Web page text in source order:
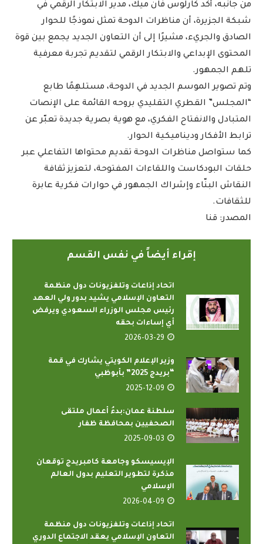
من جانبه، أكد كارلوس فان ميك، مدير الابتكار الرقمي في
شبكة الجزيرة، أن مناظرات الدوحة تمثل نموذجًا للحوار
الصادق والجريء، مشيرًا إلى أن التعاون الجديد يجمع بين قوة
المحتوى الإبداعي والابتكار الرقمي لتقديم تجربة معرفية
تلهم الجمهور.
وتم تصوير الموسم الجديد في الدوحة، مستلهِمًا طابع
“المجلس” القطري التقليدي بروحه القائمة على الإنصات
المتبادل والانفتاح الفكري، مع هوية بصرية جديدة تعبّر عن
ترابط الأفكار وديناميكية الحوار.
كما ستواصل مناظرات الدوحة تقديم محتواها التفاعلي عبر
حلقات البودكاست واللقاءات المفتوحة، لتعزيز ثقافة
النقاش البنّاء وإشراك الجمهور في حوارات فكرية عابرة
للثقافات.
المصدر: قنا
إقراء أيضاً في نفس القسم
اتحاد إذاعات وتلفزيونات دول منظمة
التعاون الإسلامي يشيد بدور ولي العهد
رئيس مجلس الوزراء السعودي ويرفض
أي إساءات بحقه
2026-03-29
وزير الإعلام الكويتي يشارك في قمة
“بريدج 2025” بأبوظبي
2025-12-09
سلطنة عمان:بدءُ أعمال ملتقى
الصحفيين بمحافظة ظفار
2025-09-03
الإيسيسكو وجامعة كامبريدج توقعان
مذكرة لتطوير التعليم بدول العالم
الإسلامي
2026-04-09
اتحاد إذاعات وتلفزيونات دول منظمة
التعاون الإسلامي يعقد الاجتماع الدوري